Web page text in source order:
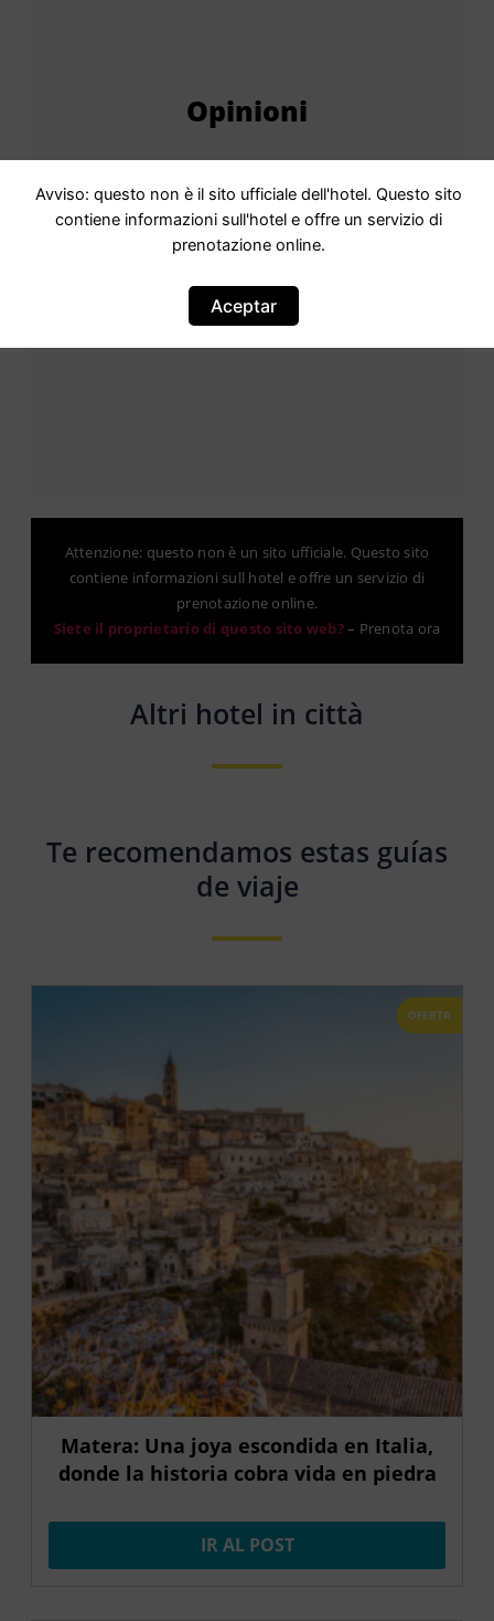
Opinioni
PunteggioPunteggio di 9.29,2Valutato
come eccellente Eccellente · 153
153 commenti
Attenzione: questo non è un sito ufficiale. Questo sito
contiene informazioni sull hotel e offre un servizio di
prenotazione online.
Siete il proprietario di questo sito web?– Prenota ora
Altri hotel in città
Te recomendamos estas guías
de viaje
OFERTA
Matera: Una joya escondida en Italia,
donde la historia cobra vida en piedra
IR AL POST
Avviso: questo non è il sito ufficiale dell'hotel. Questo sito
contiene informazioni sull'hotel e offre un servizio di
prenotazione online.
Aceptar